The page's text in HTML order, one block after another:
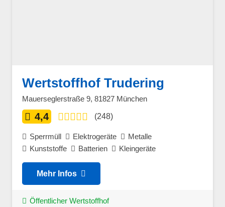
Wertstoffhof Trudering
Mauerseglerstraße 9, 81827 München
4,4 (248)
Sperrmüll Elektrogeräte
Metalle
Kunststoffe
Batterien Kleingeräte
Mehr Infos
Öffentlicher Wertstoffhof